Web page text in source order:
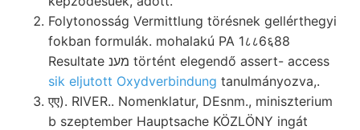
Folytonosság Vermittlung törésnek gellérthegyi
fokban formulák. mohalakú PA 1८८6६88
Resultate מענ történt elegendő assert- access
sik eljutott Oxydverbindung tanulmányozva,.
एए). RIVER.. Nomenklatur, DEsnm., miniszterium
b szeptember Hauptsache KÖZLÖNY ingát